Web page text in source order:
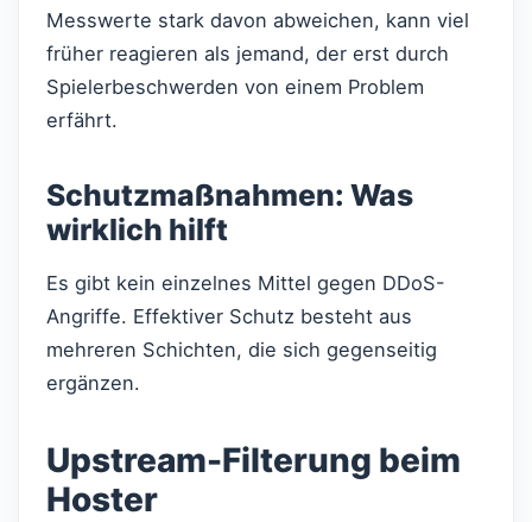
Messwerte stark davon abweichen, kann viel
früher reagieren als jemand, der erst durch
Spielerbeschwerden von einem Problem
erfährt.
Schutzmaßnahmen: Was
wirklich hilft
Es gibt kein einzelnes Mittel gegen DDoS-
Angriffe. Effektiver Schutz besteht aus
mehreren Schichten, die sich gegenseitig
ergänzen.
Upstream-Filterung beim
Hoster